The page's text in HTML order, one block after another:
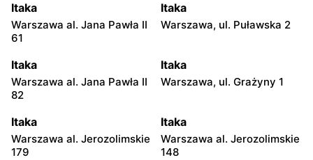
Itaka
Warszawa al. Jana Pawła II
61
Itaka
Warszawa, ul. Puławska 2
Itaka
Warszawa al. Jana Pawła II
82
Itaka
Warszawa, ul. Grażyny 1
Itaka
Warszawa al. Jerozolimskie
179
Itaka
Warszawa al. Jerozolimskie
148